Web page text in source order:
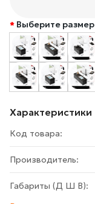
Выберите размер
Характеристики
Код товара:
Производитель:
Габариты (Д Ш В):